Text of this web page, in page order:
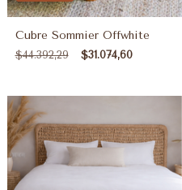
Cubre Sommier Offwhite
$44.392,29 $31.074,60